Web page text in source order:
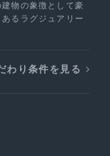
物の象徴として豪
るラグジュアリー
わり条件を見る